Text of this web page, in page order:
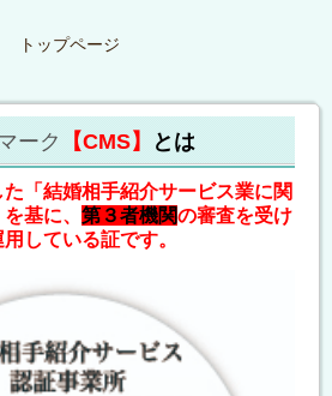
トップページ
ーク 【CMS】 とは
「結婚相手紹介サービス業に関
基に、 第３者機関の審査を受け
している証です。